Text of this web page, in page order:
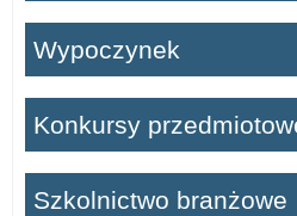
Wypoczynek
Konkursy
Szkolnictwo branżowe